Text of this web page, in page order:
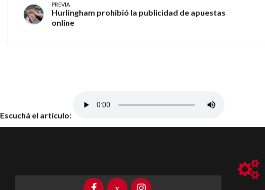
PREVIA
Hurlingham prohibió la publicidad de apuestas
online
Escuchá el artículo: